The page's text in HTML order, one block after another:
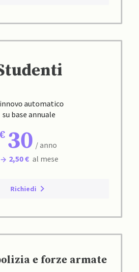
automatico
su base annuale
30 / anno
2,50 € al mese
Richiedi
e forze armate